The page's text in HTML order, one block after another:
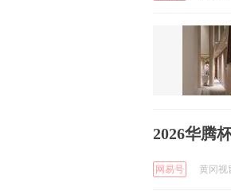
2026华腾
网易号 黄冈视